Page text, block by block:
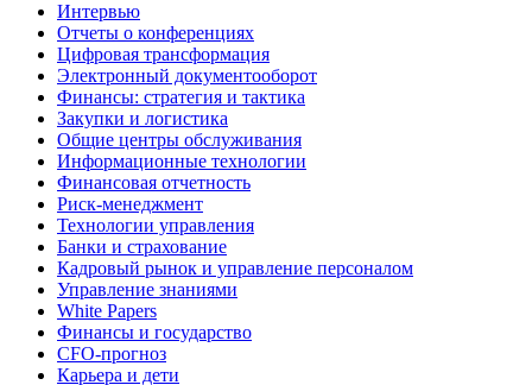
Интервью
Отчеты о конференциях
Цифровая трансформация
Электронный документооборот
Финансы: стратегия и тактика
Закупки и логистика
Общие центры обслуживания
Информационные технологии
Финансовая отчетность
Риск-менеджмент
Технологии управления
Банки и страхование
Кадровый рынок и управление персоналом
Управление знаниями
White Papers
Финансы и государство
CFO-прогноз
Карьера и дети